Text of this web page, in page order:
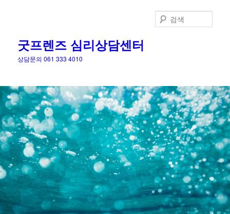
굿프렌즈 심리상담센터
상담문의 061 333 4010
색